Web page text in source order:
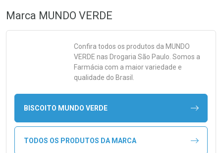
Marca MUNDO VERDE
Confira todos os produtos da MUNDO
VERDE nas Drogaria São Paulo. Somos a
Farmácia com a maior variedade e
qualidade do Brasil.
BISCOITO MUNDO VERDE
TODOS OS PRODUTOS DA MARCA